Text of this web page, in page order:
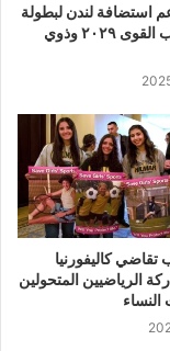
استضافة لندن لبطولة
العالم لألعاب القوى ٢٠٢٩ وذوي
تقاضي كاليفورنيا
الرياضيين المتحولين